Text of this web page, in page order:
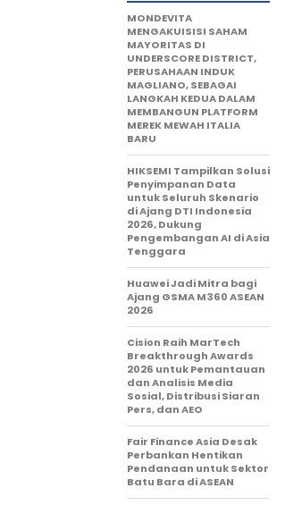
MONDEVITA
MENGAKUISISI SAHAM
MAYORITAS DI
UNDERSCORE DISTRICT,
PERUSAHAAN INDUK
MAGLIANO, SEBAGAI
LANGKAH KEDUA DALAM
MEMBANGUN PLATFORM
MEREK MEWAH ITALIA
BARU
HIKSEMI Tampilkan Solusi
Penyimpanan Data
untuk Seluruh Skenario
di Ajang DTI Indonesia
2026, Dukung
Pengembangan AI di Asia
Tenggara
Huawei Jadi Mitra bagi
Ajang GSMA M360 ASEAN
2026
Cision Raih MarTech
Breakthrough Awards
2026 untuk Pemantauan
dan Analisis Media
Sosial, Distribusi Siaran
Pers, dan AEO
Fair Finance Asia Desak
Perbankan Hentikan
Pendanaan untuk Sektor
Batu Bara di ASEAN